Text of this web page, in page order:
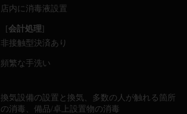
店内に消毒液設置
[会計処理]
非接触型決済あり
頻繁な手洗い
換気設備の設置と換気
多数の人が触れる箇所
の消毒
備品/卓上設置物の消毒